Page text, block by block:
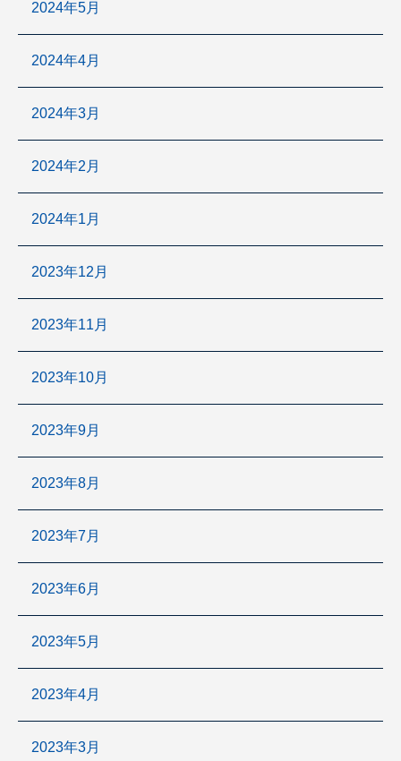
2024年5月
2024年4月
2024年3月
2024年2月
2024年1月
2023年12月
2023年11月
2023年10月
2023年9月
2023年8月
2023年7月
2023年6月
2023年5月
2023年4月
2023年3月